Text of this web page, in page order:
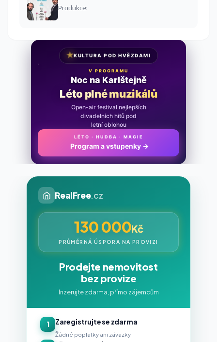
Produkce:
★KULTURA POD HVĚZDAMI
V PROGRAMU
Noc na Karlštejně
Léto plné muzikálů
Open-air festival nejlepších
divadelních hitů pod
letní oblohou
LÉTO · HUDBA · MAGIE
Program a vstupenky→
RealFree.cz
130 000Kč
PRŮMĚRNÁ ÚSPORA NA PROVIZI
Prodejte nemovitost
bez provize
Inzerujte zdarma, přímo zájemcům
1 Zaregistrujte se zdarma
Žádné poplatky ani závazky